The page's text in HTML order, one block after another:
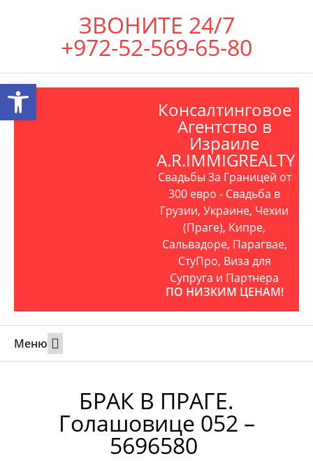
ЗВОНИТЕ 24/7
+972-52-569-65-80
Консалтинговое
Агентство в
Израиле
A.R.IMMIGREALTY
Свадьбы За Границей от
300 евро - Свадьба в
Грузии, Украине, Чехии
(Праге), Кипре,
Сальвадоре, Парагвае,
СтуПро, Виза для
Супруга и Партнера
ПО НИЗКИМ ЦЕНАМ!
Меню
БРАК В ПРАГЕ.
Голашовице 052 –
5696580
Открыть панель инструментов